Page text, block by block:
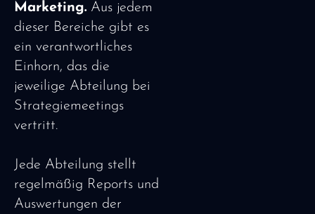
Marketing. Aus jedem
dieser Bereiche gibt es
ein verantwortliches
Einhorn, das die
jeweilige Abteilung bei
Strategiemeetings
vertritt.
Jede Abteilung stellt
regelmäßig Reports und
Auswertungen der